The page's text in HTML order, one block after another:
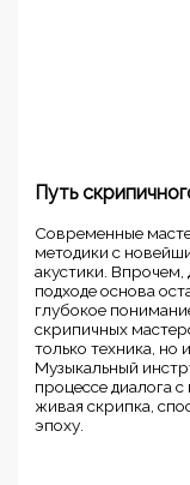
Путь
Современные
методики с
акустики.
подходе основа
глубокое
скрипичных
только техника, но
Музыкальный
процессе диалога
живая скрипка,
эпоху.